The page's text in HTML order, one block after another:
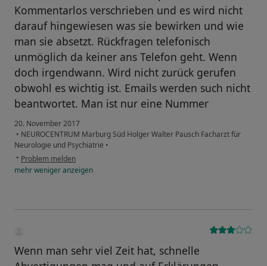
Kommentarlos verschrieben und es wird nicht
darauf hingewiesen was sie bewirken und wie
man sie absetzt. Rückfragen telefonisch
unmöglich da keiner ans Telefon geht. Wenn
doch irgendwann. Wird nicht zurück gerufen
obwohl es wichtig ist. Emails werden such nicht
beantwortet. Man ist nur eine Nummer
20. November 2017
• NEUROCENTRUM Marburg Süd Holger Walter Pausch Facharzt für
Neurologie und Psychiatrie •
• Problem melden
mehrwenigeranzeigen
Wenn man sehr viel Zeit hat, schnelle